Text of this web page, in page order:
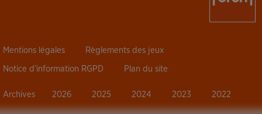
Mentions légales Règlements des jeux
Notice d’information RGPD Plan du site
Archives 2026 2025 2024 2023 2022